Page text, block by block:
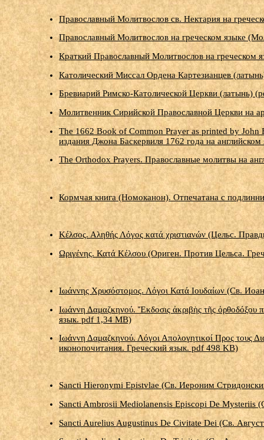
Православный Молитвослов св. Нектария на
Православный Молитвослов на греческом языке
Краткий Православный Молитвослов на греческом
Католический Миссал Ордена Картезианцев
Бревиарий Римско-Католической Церкви (латынь)
Молитвенник Сирийской Православной Церкви на
The 1662 Book of Common Prayer as printed by
издания Джона Баскервиля 1762 года на
The Orthodox Prayers. Православные молитвы на
Кормчая книга (Номоканон). Отпечатана с
Κέλσος. Αληθής Λόγος κατά χριστιανών (Цельс.
Ωριγένης. Κατά Κέλσου (Ориген. Против Цельса.
Ιωάννης Χρυσόστομος. Λόγοι Κατά Ιουδαίων (Св.
Ιωάννη Δαμαζκηνού. Ἔκδοσις ἀκριβὴς τῆς
язык. pdf 1,34 MB)
Ιωάννη Δαμαζκηνού. Λόγοι Απολογητικοί Προς τους
иконопочитания. Греческий язык. pdf 498 KB)
Sancti Hieronymi Epistvlae (Св. Иероним
Sancti Ambrosii Mediolanensis Episcopi De
Sancti Aurelius Augustinus De Civitate Dei (Св.